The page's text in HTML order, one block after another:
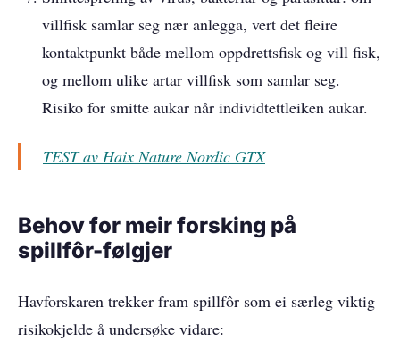
villfisk samlar seg nær anlegga, vert det fleire
kontaktpunkt både mellom oppdrettsfisk og vill fisk,
og mellom ulike artar villfisk som samlar seg.
Risiko for smitte aukar når individtettleiken aukar.
TEST av Haix Nature Nordic GTX
Behov for meir forsking på
spillfôr-følgjer
Havforskaren trekker fram spillfôr som ei særleg viktig
risikokjelde å undersøke vidare: